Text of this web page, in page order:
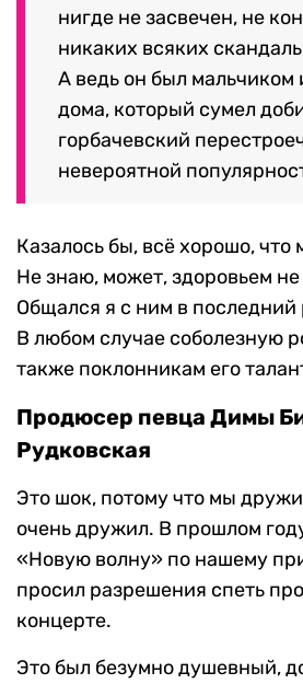
нигде не засвечен, не
никаких всяких
А ведь он был мальчиком
дома, который сумел
горбачевский
невероятной
Казалось бы, всё хорошо, что
Не знаю, может, здоровьем
Общался я с ним в последний
В любом случае соболезную
также поклонникам его
Продюсер певца Димы
Рудковская
Это шок, потому что мы
очень дружил. В прошлом
«Новую волну» по нашему
просил разрешения спеть
концерте.
Это был безумно душевный,